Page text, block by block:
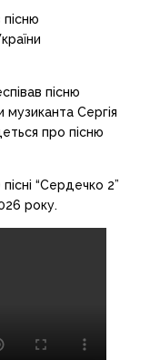
пісню
музиканта Сергія
про пісню
“Сердечко 2”
року.